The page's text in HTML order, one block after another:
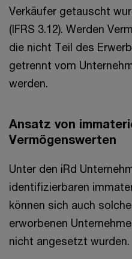
Verkäufer getauscht
(IFRS 3.12). Werden
die nicht Teil des
getrennt vom
werden.
Ansatz von
Vermögenswerten
Unter den iRd
identifizierbaren
können sich auch
erworbenen
nicht angesetzt wurden.